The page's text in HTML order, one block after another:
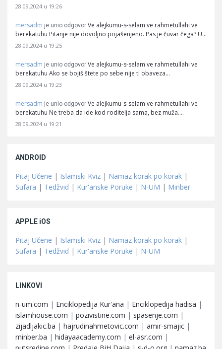
28.09.2024 u 19:26
mersadm je unio odgovor Ve alejkumu-s-selam ve rahmetullahi ve
berekatuhu Pitanje nije dovoljno pojašenjeno. Pas je čuvar čega? U…
28.09.2024 u 19:25
mersadm je unio odgovor Ve alejkumu-s-selam ve rahmetullahi ve
berekatuhu Ako se bojiš štete po sebe nije ti obaveza…
28.09.2024 u 19:23
mersadm je unio odgovor Ve alejkumu-s-selam ve rahmetullahi ve
berekatuhu Ne treba da ide kod roditelja sama, bez muža.…
28.09.2024 u 19:21
ANDROID
Pitaj Učene | Islamski Kviz | Namaz korak po korak |
Sufara | Tedžvid | Kur'anske Poruke | N-UM | Minber
APPLE iOS
Pitaj Učene | Islamski Kviz | Namaz korak po korak |
Sufara | Tedžvid | Kur'anske Poruke | N-UM
LINKOVI
n-um.com | Enciklopedija Kur'ana | Enciklopedija hadisa |
islamhouse.com | pozivistine.com | spasenje.com |
zijadljakic.ba | hajrudinahmetovic.com | amir-smajic |
minber.ba | hidayaacademy.com | el-asr.com |